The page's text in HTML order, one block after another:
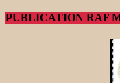
PUBLICATION RAF